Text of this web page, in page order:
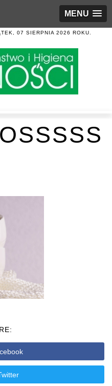
MENU
07 SIERPNIA 2026 ROKU.